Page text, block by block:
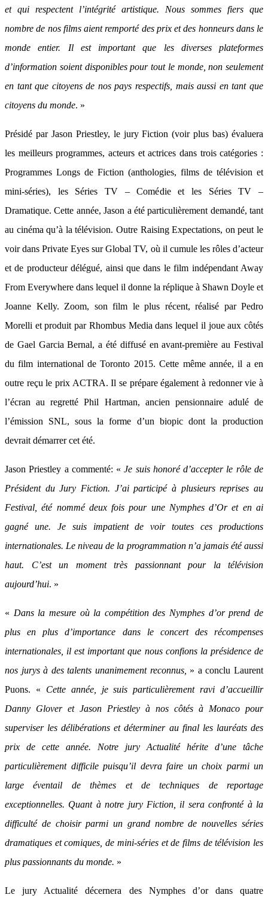
et qui respectent l’intégrité artistique. Nous sommes fiers que
nombre de nos films aient remporté des prix et des honneurs dans le
monde entier. Il est important que les diverses plateformes
d’information soient disponibles pour tout le monde, non seulement
en tant que citoyens de nos pays respectifs, mais aussi en tant que
citoyens du monde. »
Présidé par Jason Priestley, le jury Fiction (voir plus bas) évaluera
les meilleurs programmes, acteurs et actrices dans trois catégories :
Programmes Longs de Fiction (anthologies, films de télévision et
mini-séries), les Séries TV – Comédie et les Séries TV –
Dramatique. Cette année, Jason a été particulièrement demandé, tant
au cinéma qu’à la télévision. Outre Raising Expectations, on peut le
voir dans Private Eyes sur Global TV, où il cumule les rôles d’acteur
et de producteur délégué, ainsi que dans le film indépendant Away
From Everywhere dans lequel il donne la réplique à Shawn Doyle et
Joanne Kelly. Zoom, son film le plus récent, réalisé par Pedro
Morelli et produit par Rhombus Media dans lequel il joue aux côtés
de Gael Garcia Bernal, a été diffusé en avant-première au Festival
du film international de Toronto 2015. Cette même année, il a en
outre reçu le prix ACTRA. Il se prépare également à redonner vie à
l’écran au regretté Phil Hartman, ancien pensionnaire adulé de
l’émission SNL, sous la forme d’un biopic dont la production
devrait démarrer cet été.
Jason Priestley a commenté: «Je suis honoré d’accepter le rôle de
Président du Jury Fiction. J’ai participé à plusieurs reprises au
Festival, été nommé deux fois pour une Nymphes d’Or et en ai
gagné une. Je suis impatient de voir toutes ces productions
internationales. Le niveau de la programmation n’a jamais été aussi
haut. C’est un moment très passionnant pour la télévision
aujourd’hui. »
« Dans la mesure où la compétition des Nymphes d’or prend de
plus en plus d’importance dans le concert des récompenses
internationales, il est important que nous confions la présidence de
nos jurys à des talents unanimement reconnus, » a conclu Laurent
Puons. « Cette année, je suis particulièrement ravi d’accueillir
Danny Glover et Jason Priestley à nos côtés à Monaco pour
superviser les délibérations et déterminer au final les lauréats des
prix de cette année. Notre jury Actualité hérite d’une tâche
particulièrement difficile puisqu’il devra faire un choix parmi un
large éventail de thèmes et de techniques de reportage
exceptionnelles. Quant à notre jury Fiction, il sera confronté à la
difficulté de choisir parmi un grand nombre de nouvelles séries
dramatiques et comiques, de mini-séries et de films de télévision les
plus passionnants du monde. »
Le jury Actualité décernera des Nymphes d’or dans quatre